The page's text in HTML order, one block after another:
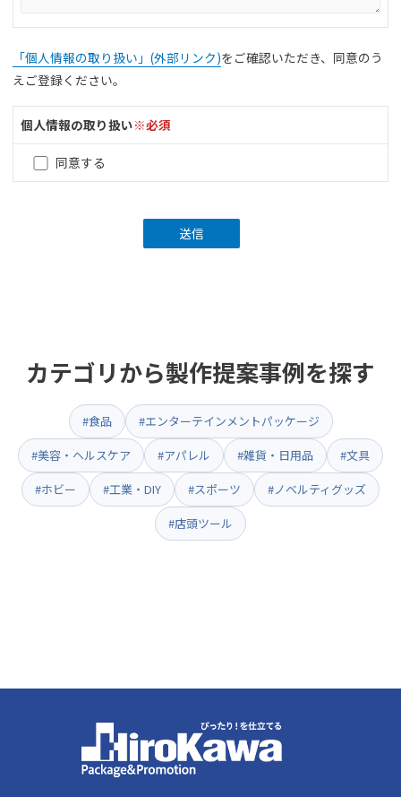
「個人情報の取り扱い」(外部リンク)をご確認いただき、同意のう
えご登録ください。
個人情報の取り扱い※必須
同意する
カテゴリから製作提案事例を探す
#食品
#エンターテインメントパッケージ
#美容・ヘルスケア
#アパレル #雑貨・日用品
#文具
#ホビー
#工業・DIY #スポーツ
#ノベルティグッズ
#店頭ツール